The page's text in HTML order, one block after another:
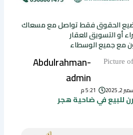
الحقوق فقط تواصل مع مسعاك
أو التسويق للعقار
مع جميع الوسطاء
Abdulrahman-
admin
2, 2025 5:21 م